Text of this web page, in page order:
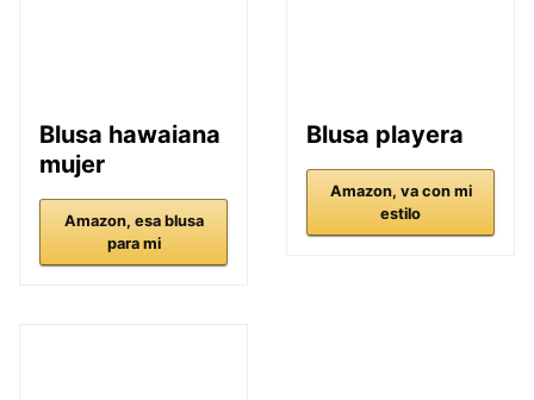
Blusa hawaiana
mujer
Amazon, esa blusa
para mi
Blusa playera
Amazon, va con mi
estilo